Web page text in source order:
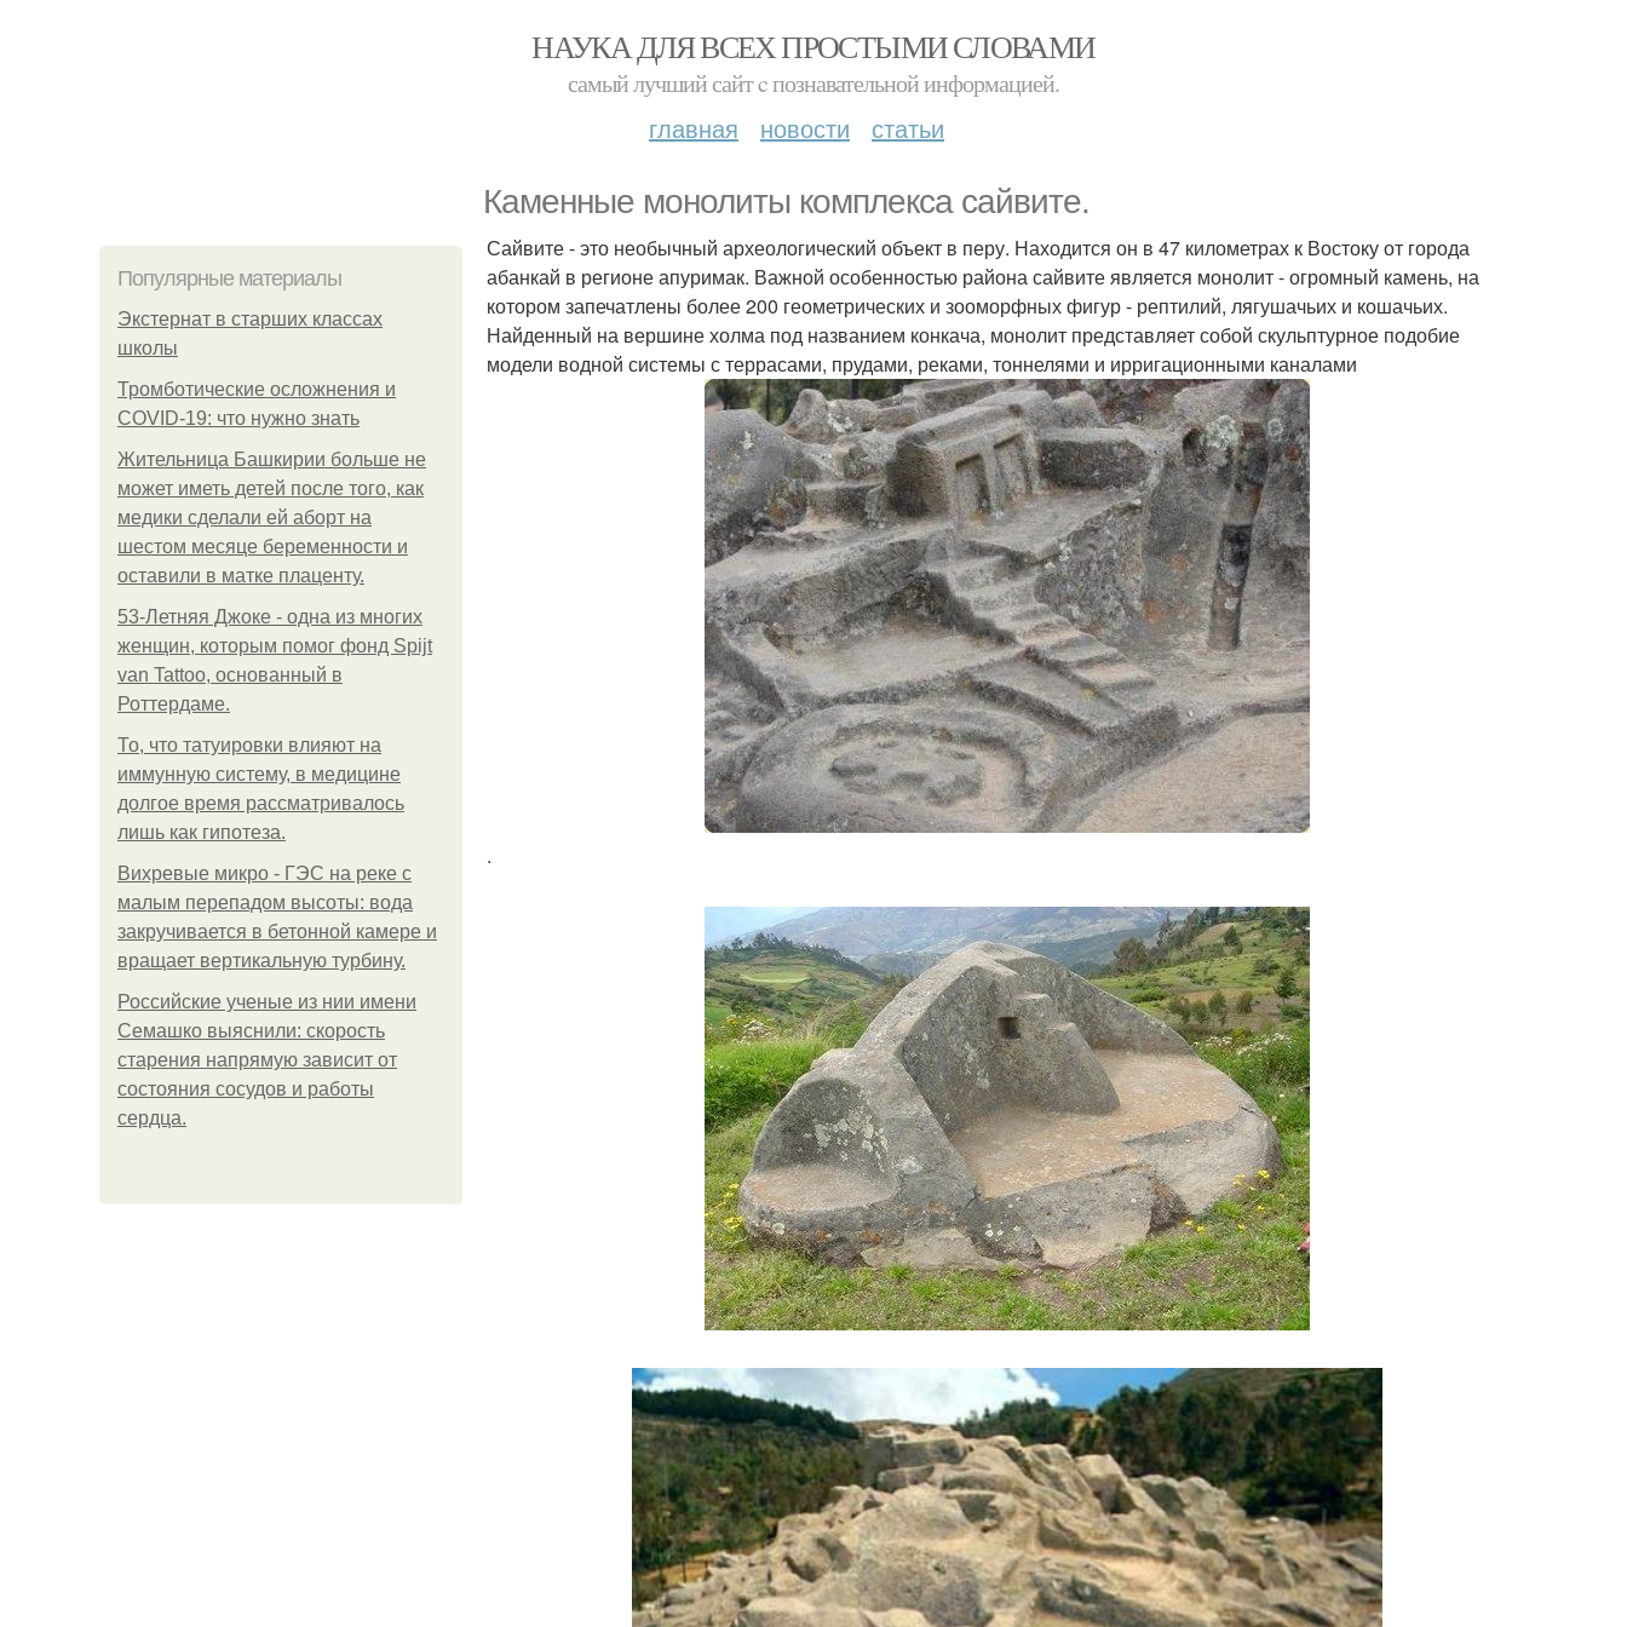
НАУКА ДЛЯ ВСЕХ ПРОСТЫМИ СЛОВАМИ
самый лучший сайт c познавательной информацией.
главная новости статьи
Каменные монолиты комплекса сайвите.
Популярные материалы
Экстернат в старших классах
школы
Тромботические осложнения и
COVID-19: что нужно знать
Жительница Башкирии больше не
может иметь детей после того, как
медики сделали ей аборт на
шестом месяце беременности и
оставили в матке плаценту.
53-Летняя Джоке - одна из многих
женщин, которым помог фонд Spijt
van Tattoo, основанный в
Роттердаме.
То, что татуировки влияют на
иммунную систему, в медицине
долгое время рассматривалось
лишь как гипотеза.
Вихревые микро - ГЭС на реке с
малым перепадом высоты: вода
закручивается в бетонной камере и
вращает вертикальную турбину.
Российские ученые из нии имени
Семашко выяснили: скорость
старения напрямую зависит от
состояния сосудов и работы
сердца.
Сайвите - это необычный археологический объект в перу. Находится он в 47 километрах к Востоку от города
абанкай в регионе апуримак. Важной особенностью района сайвите является монолит - огромный камень, на
котором запечатлены более 200 геометрических и зооморфных фигур - рептилий, лягушачьих и кошачьих.
Найденный на вершине холма под названием конкача, монолит представляет собой скульптурное подобие
модели водной системы с террасами, прудами, реками, тоннелями и ирригационными каналами
.